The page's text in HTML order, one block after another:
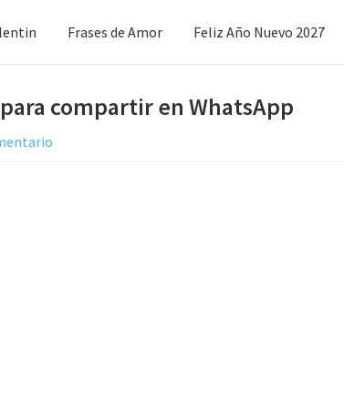
Frases de Amor Feliz Año Nuevo 2027
compartir en WhatsApp